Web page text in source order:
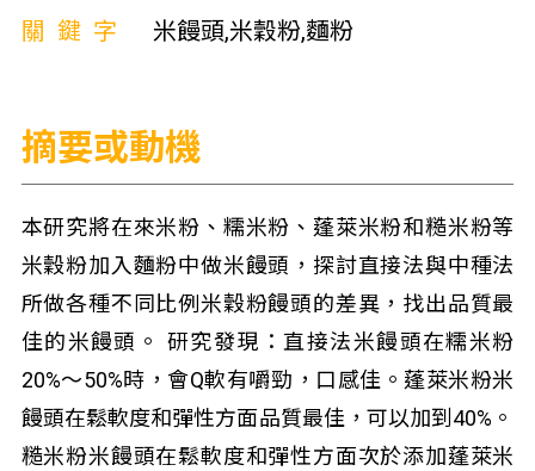
關鍵字
米饅頭,米穀粉,麵粉
摘要或動機
本研究將在來米粉、糯米粉、蓬萊米粉和糙米粉等
米穀粉加入麵粉中做米饅頭，探討直接法與中種法
所做各種不同比例米穀粉饅頭的差異，找出品質最
佳的米饅頭。 研究發現：直接法米饅頭在糯米粉
20%〜50%時，會Q軟有嚼勁，口感佳。蓬萊米粉米
饅頭在鬆軟度和彈性方面品質最佳，可以加到40%。
糙米粉米饅頭在鬆軟度和彈性方面次於添加蓬萊米